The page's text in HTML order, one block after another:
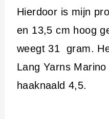
Hierdoor is mijn
en 13,5 cm hoog
weegt 31 gram.
Lang Yarns
haaknaald 4,5.